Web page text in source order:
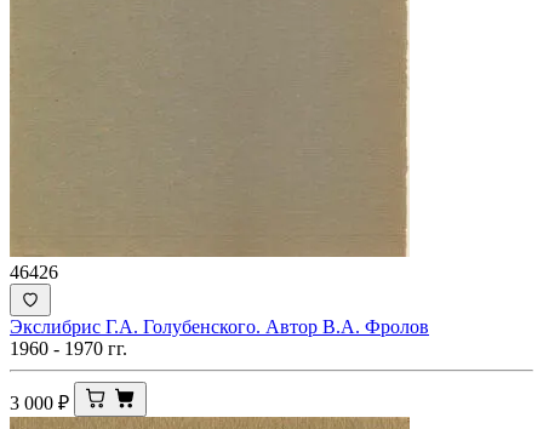
46426
Экслибрис Г.А. Голубенского. Автор В.А. Фролов
1960 - 1970 гг.
3 000 ₽